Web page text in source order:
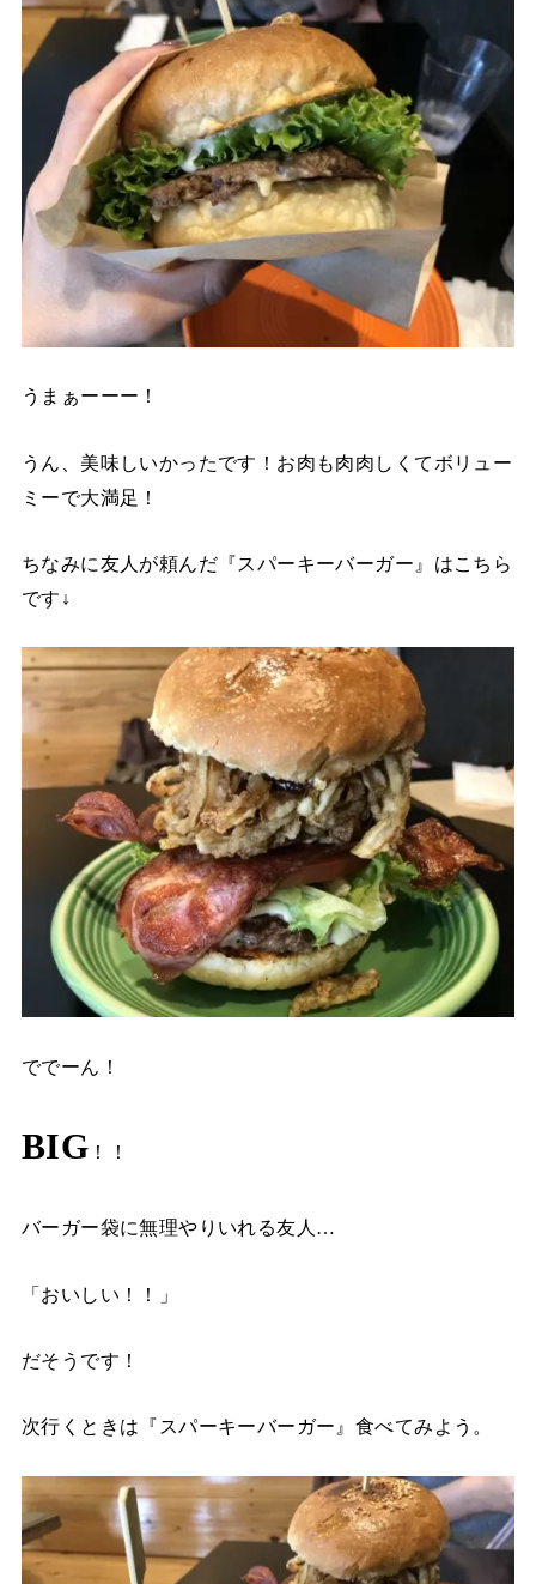
うまぁーーー！
うん、美味しいかったです！お肉も肉肉しくてボリュー
ミーで大満足！
ちなみに友人が頼んだ『スパーキーバーガー』はこちら
です↓
ででーん！
BIG ！！
バーガー袋に無理やりいれる友人…
「おいしい！！」
だそうです！
次行くときは『スパーキーバーガー』食べてみよう。